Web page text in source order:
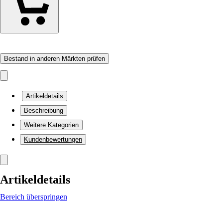
Bestand in anderen Märkten prüfen
Artikeldetails
Beschreibung
Weitere Kategorien
Kundenbewertungen
Artikeldetails
Bereich überspringen